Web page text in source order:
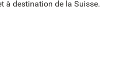
à destination de la Suisse.